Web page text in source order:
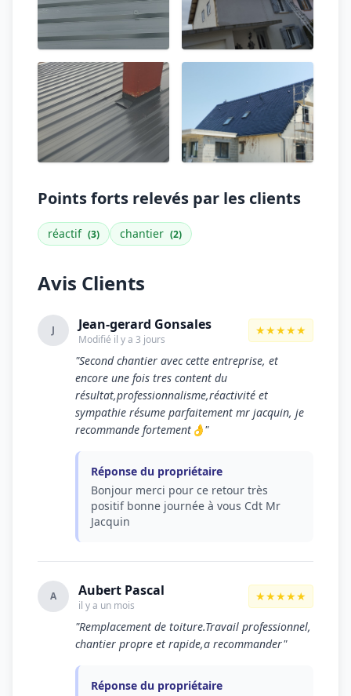
Points forts relevés par les clients
réactif (3) chantier (2)
Avis Clients
J Jean-gerard Gonsales
Modifié il y a 3 jours
★★★★★
"Second chantier avec cette entreprise, et
encore une fois tres content du
résultat,professionnalisme,réactivité et
sympathie résume parfaitement mr jacquin, je
recommande fortement👌"
Réponse du propriétaire
Bonjour merci pour ce retour très
positif bonne journée à vous Cdt Mr
Jacquin
A Aubert Pascal
il y a un mois
★★★★★
"Remplacement de toiture.Travail professionnel,
chantier propre et rapide,a recommander"
Réponse du propriétaire